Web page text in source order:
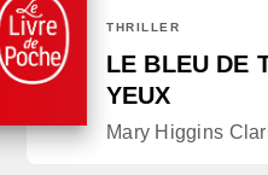
THRILLER
LE BLEU DE
YEUX
Mary Higgins